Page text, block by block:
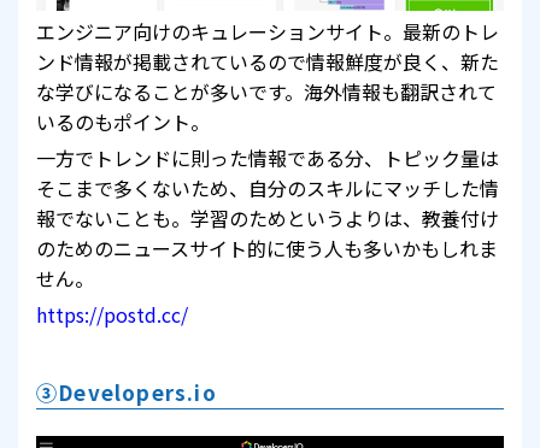
エンジニア向けのキュレーションサイト。最新のトレ
ンド情報が掲載されているので情報鮮度が良く、新た
な学びになることが多いです。海外情報も翻訳されて
いるのもポイント。
一方でトレンドに則った情報である分、トピック量は
そこまで多くないため、自分のスキルにマッチした情
報でないことも。学習のためというよりは、教養付け
のためのニュースサイト的に使う人も多いかもしれま
せん。
https://postd.cc/
③Developers.io